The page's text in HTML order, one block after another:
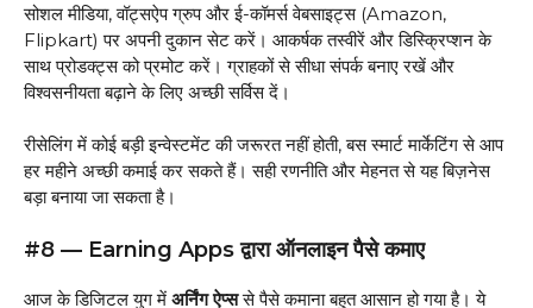
सोशल मीडिया, वॉट्सऐप ग्रुप और ई-कॉमर्स वेबसाइट्स (Amazon,
Flipkart) पर अपनी दुकान सेट करें। आकर्षक तस्वीरें और डिस्क्रिप्शन के
साथ प्रोडक्ट्स को प्रमोट करें। ग्राहकों से सीधा संपर्क बनाए रखें और
विश्वसनीयता बढ़ाने के लिए अच्छी सर्विस दें।
रीसेलिंग में कोई बड़ी इन्वेस्टमेंट की जरूरत नहीं होती, बस स्मार्ट मार्केटिंग से आप
हर महीने अच्छी कमाई कर सकते हैं। सही रणनीति और मेहनत से यह बिज़नेस
बड़ा बनाया जा सकता है।
#8 — Earning Apps द्वारा ऑनलाइन पैसे कमाए
आज के डिजिटल युग में अर्निंग ऐप्ससे पैसे कमाना बहुत आसान हो गया है। ये